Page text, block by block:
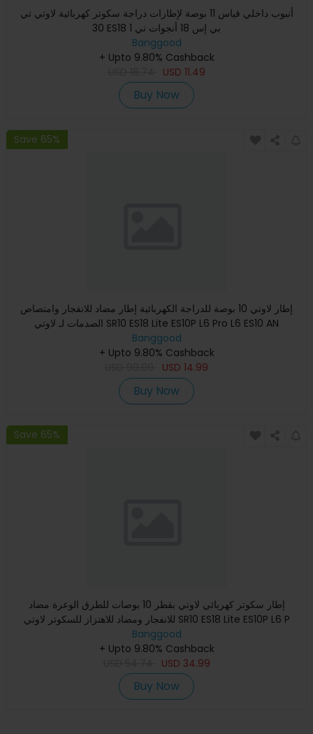
أنبوب داخلي قياس 11 بوصة لإطارات دراجة سكوتر كهربائية لاوتي تي
30 ES18 بي إس 18 أنجوات تي 1
Banggood
+ Upto 9.80% Cashback
USD 11.49
Buy Now
Save 65%
إطار لاوتي 10 بوصة للدراجة الكهربائية إطار مضاد للانفجار وامتصاص
الصدمات لـ لاوتي SR10 ES18 Lite ES10P L6 Pro L6 ES10 AN
Banggood
+ Upto 9.80% Cashback
USD 14.99
Buy Now
Save 65%
إطار سكوتر كهربائي لاوتي بقطر 10 بوصات للطرق الوعرة مضاد
للانفجار ومضاد للاهتزاز للسكوتر لاوتي SR10 ES18 Lite ES10P L6 P
Banggood
+ Upto 9.80% Cashback
USD 34.99
Buy Now